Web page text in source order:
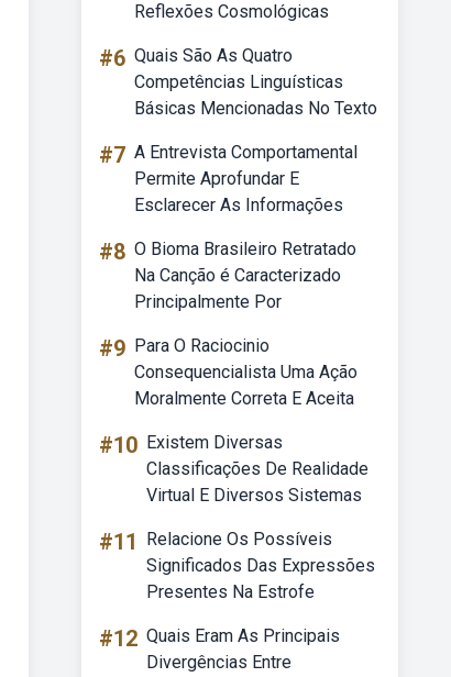
Reflexões Cosmológicas
#6 Quais São As Quatro
Competências Linguísticas
Básicas Mencionadas No Texto
#7 A Entrevista Comportamental
Permite Aprofundar E
Esclarecer As Informações
#8 O Bioma Brasileiro Retratado
Na Canção é Caracterizado
Principalmente Por
#9 Para O Raciocinio
Consequencialista Uma Ação
Moralmente Correta E Aceita
#10 Existem Diversas
Classificações De Realidade
Virtual E Diversos Sistemas
#11
Relacione Os Possíveis
Significados Das Expressões
Presentes Na Estrofe
#12 Quais Eram As Principais
Divergências Entre